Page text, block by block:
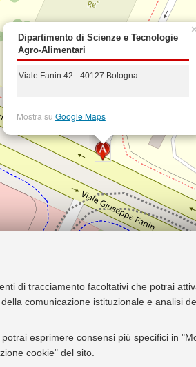
di tracciamento facoltativi che potrai
comunicazione istituzionale e analisi
esprimere consensi più specifici in
cookie" del sito.
Dipartimento di Scienze e Tecnologie
Agro-Alimentari
Viale Fanin 42 - 40127 Bologna
Mostra su Google Maps
×